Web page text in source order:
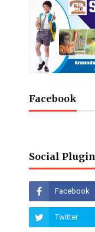
Facebook
Social Plugin